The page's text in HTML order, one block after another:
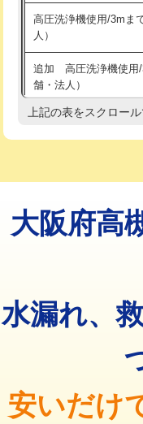
業）
排水管工事（追加 排
え）
マス交換（土の掘削・
マス交換（深さ50㎝以
コンクリート斫り（厚
コンクリート斫り（厚
モルタル補修（厚さ10
廃棄・処分
高圧洗浄機使用/3mま
人）
追加 高圧洗浄機使用/
舗・法人）
高度高圧洗浄換
トーラー機使用/3mま
追加トーラー機使用/
止水・漏水調査・防水
止水・漏水調査・防
止水・漏水調査・防水
上記の表をスクロー
大阪府高
水漏れ、
安いだけ